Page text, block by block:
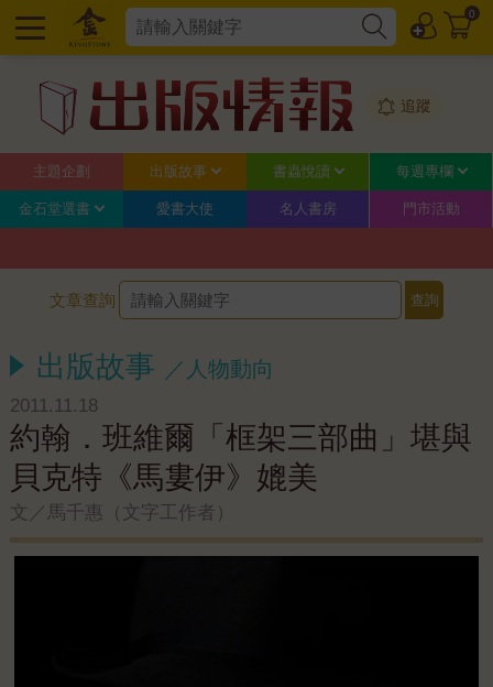
0
追蹤
主題企劃 出版故事 書蟲悅讀 每週專欄
金石堂選書 愛書大使 名人書房 門市活動
文章查詢
出版故事 ／人物動向
2011.11.18
約翰．班維爾「框架三部曲」堪與
貝克特《馬婁伊》媲美
文／馬千惠（文字工作者）